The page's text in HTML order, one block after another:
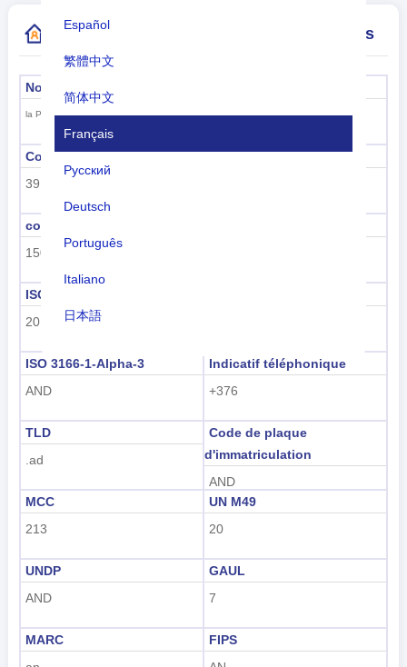
Español
繁體中文
简体中文
Français
Русский
Deutsch
Português
Italiano
日本語
Indonesian
Plus d'informations sur l'indicatif de pays
Nom officiel
la Principauté d'Andorre
Andorre-la-Vieille
Code de sous-région
39
Nom de la sous-région
code de région
150
ISO 3166-1 numérique
20
ISO 3166-1-Alpha-3
AND
Indicatif téléphonique
+376
TLD
.ad
Code de plaque
d'immatriculation
AND
MCC
213
UN M49
20
UNDP
AND
GAUL
7
MARC
FIPS